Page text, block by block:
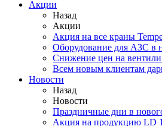
Акции
Назад
Акции
Акция на все краны
Оборудование для АЗС в
Снижение цен на
Всем новым клиентам
Новости
Назад
Новости
Праздничные дни в
Акция на продукцию LD